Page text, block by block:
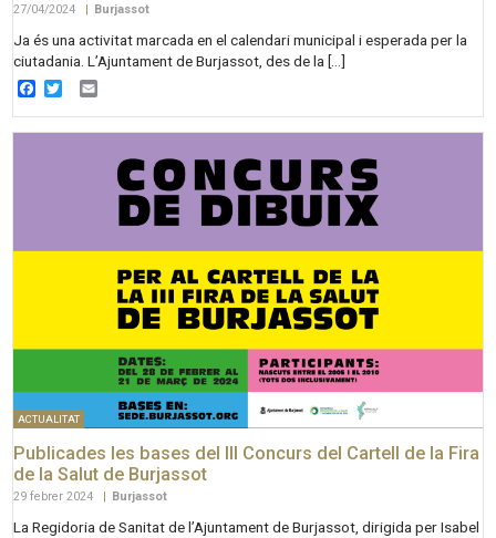
27/04/2024 | Burjassot
Ja és una activitat marcada en el calendari municipal i esperada per la
ciutadania. L’Ajuntament de Burjassot, des de la […]
Facebook
Twitter
ACTUALITAT
Publicades les bases del III Concurs del Cartell de la Fira
de la Salut de Burjassot
29 febrer 2024 Burjassot
La Regidoria de Sanitat de l’Ajuntament de Burjassot, dirigida per Isabel